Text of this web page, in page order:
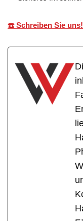
☎️ Schreiben Sie uns!